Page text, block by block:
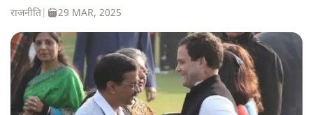
राजनीति 29 MAR, 2025